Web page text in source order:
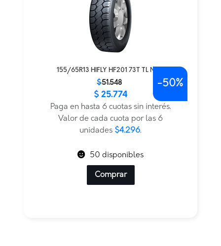
155/65R13 HIFLY HF201 73T TL M+S
$51.548
original
actual
$ 25.774
Paga en hasta 6 cuotas sin interés.
Valor de cada cuota por las 6
unidades $4.296.
-50%
50 disponibles
Comprar